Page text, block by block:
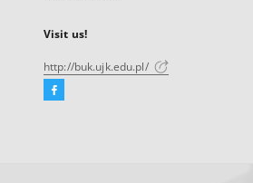
Visit us!
http://buk.ujk.edu.pl/
Facebook